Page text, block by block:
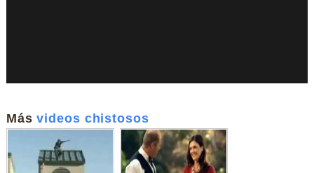
Másvideos chistosos